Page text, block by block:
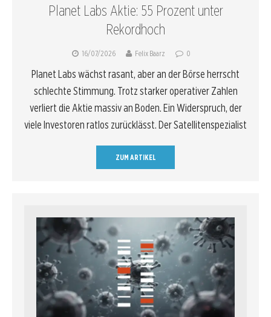
Planet Labs Aktie: 55 Prozent unter
Rekordhoch
16/07/2026 Felix Baarz 0
Planet Labs wächst rasant, aber an der Börse herrscht
schlechte Stimmung. Trotz starker operativer Zahlen
verliert die Aktie massiv an Boden. Ein Widerspruch, der
viele Investoren ratlos zurücklässt. Der Satellitenspezialist
ZUM ARTIKEL